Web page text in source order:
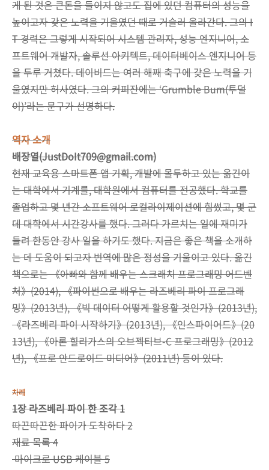
게 된 것은 큰돈을 들이지 않고도 집에 있던 컴퓨터의 성능을
높이고자 갖은 노력을 기울였던 때로 거슬러 올라간다. 그의 I
T 경력은 그렇게 시작되어 시스템 관리자, 성능 엔지니어, 소
프트웨어 개발자, 솔루션 아키텍트, 데이터베이스 엔지니어 등
을 두루 거쳤다. 데이비드는 여러 해째 축구에 갖은 노력을 기
울였지만 허사였다. 그의 커피잔에는 ‘Grumble Bum(투덜
이)’라는 문구가 선명하다.
역자 소개
배장열(JustDoIt709@gmail.com)
현재 교육용 스마트폰 앱 기획, 개발에 몰두하고 있는 옮긴이
는 대학에서 기계를, 대학원에서 컴퓨터를 전공했다. 학교를
졸업하고 몇 년간 소프트웨어 로컬라이제이션에 힘썼고, 몇 군
데 대학에서 시간강사를 했다. 그러다 가르치는 일에 재미가
들려 한동안 강사 일을 하기도 했다. 지금은 좋은 책을 소개하
는 데 도움이 되고자 번역에 많은 정성을 기울이고 있다. 옮긴
책으로는 《아빠와 함께 배우는 스크래치 프로그래밍 어드벤
처》(2014), 《파이썬으로 배우는 라즈베리 파이 프로그래
밍》(2013년), 《빅 데이터 어떻게 활용할 것인가》(2013년),
《라즈베리 파이 시작하기》(2013년), 《인스파이어드》(20
13년), 《아론 힐리가스의 오브젝티브-C 프로그래밍》(2012
년), 《프로 안드로이드 미디어》(2011년) 등이 있다.
차례
1장 라즈베리 파이 한 조각 1
따끈따끈한 파이가 도착하다 2
재료 목록 4
마이크로 USB 케이블 5